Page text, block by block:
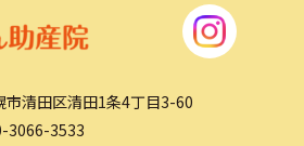
市清田区清田1条4丁目3-60
3066-3533